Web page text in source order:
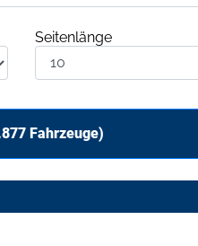
Seitenlänge
Fahrzeuge)